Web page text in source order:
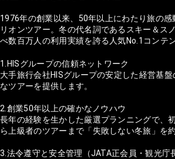
1976年の創業以来、50年以上にわたり旅の感
リオンツアー。冬の代名詞であるスキー＆ス
べ数百万人の利用実績を誇る人気No.1コンテ
1.HISグループの信頼ネットワーク
大手旅行会社HISグループの安定した経営基
なツアーを提供します。
2.創業50年以上の確かなノウハウ
長年の経験を生かした厳選プランニングで、
ら上級者のツアーまで「失敗しない冬旅」を
3.法令遵守と安全管理（JATA正会員・観光庁